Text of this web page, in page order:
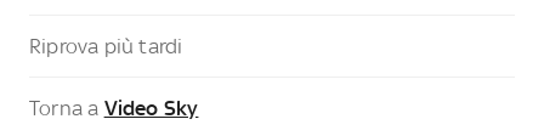
Riprova più tardi
Torna a Video Sky